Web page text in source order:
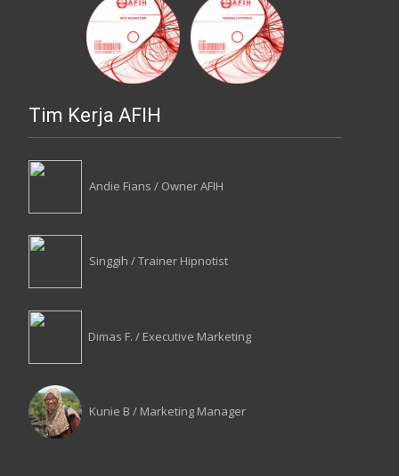
Tim Kerja AFIH
Andie Fians / Owner AFIH
Singgih / Trainer Hipnotist
Dimas F. / Executive Marketing
Kunie B / Marketing Manager